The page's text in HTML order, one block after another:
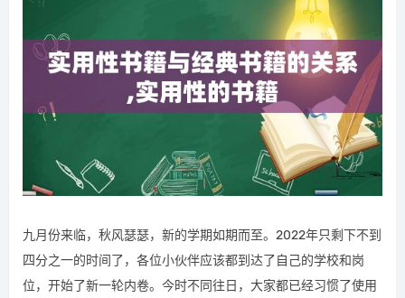
九月份来临，秋风瑟瑟，新的学期如期而至。2022年只剩下不到
四分之一的时间了，各位小伙伴应该都到达了自己的学校和岗
位，开始了新一轮内卷。今时不同往日，大家都已经习惯了使用